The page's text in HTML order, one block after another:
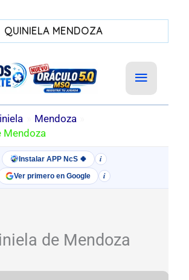
QUINIELA MENDOZA